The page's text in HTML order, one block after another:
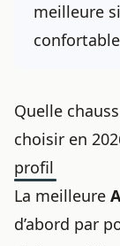
meilleure
Quelle
choisir en
profil
La meilleure
d’abord par